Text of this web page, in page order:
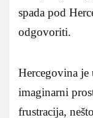
spada pod
odgovoriti.
Hercegovina je
imaginarni
frustracija,